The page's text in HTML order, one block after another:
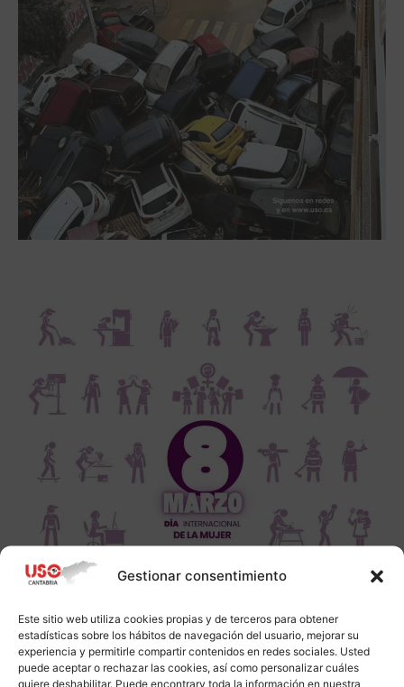
Gestionar consentimiento
Este sitio web utiliza cookies propias y de terceros para obtener
estadísticas sobre los hábitos de navegación del usuario, mejorar su
experiencia y permitirle compartir contenidos en redes sociales. Usted
puede aceptar o rechazar las cookies, así como personalizar cuáles
quiere deshabilitar. Puede encontrarv toda la información en nuestra